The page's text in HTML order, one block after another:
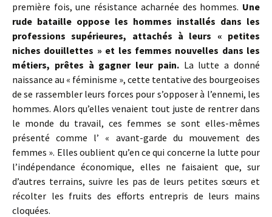
première fois, une résistance acharnée des hommes. Une
rude bataille oppose les hommes installés dans les
professions supérieures, attachés à leurs « petites
niches douillettes » et les femmes nouvelles dans les
métiers, prêtes à gagner leur pain.La lutte a donné
naissance au « féminisme », cette tentative des bourgeoises
de se rassembler leurs forces pour s’opposer à l’ennemi, les
hommes. Alors qu’elles venaient tout juste de rentrer dans
le monde du travail, ces femmes se sont elles-mêmes
présenté comme l’ « avant-garde du mouvement des
femmes ». Elles oublient qu’en ce qui concerne la lutte pour
l’indépendance économique, elles ne faisaient que, sur
d’autres terrains, suivre les pas de leurs petites sœurs et
récolter les fruits des efforts entrepris de leurs mains
cloquées.